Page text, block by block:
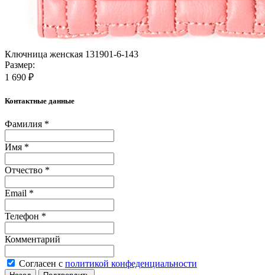
Ключница женская 131901-6-143
Размер:
1 690 ₽
Контактные данные
Фамилия *
Имя *
Отчество *
Email *
Телефон *
Комментарий
Согласен с политикой конфеденциальности